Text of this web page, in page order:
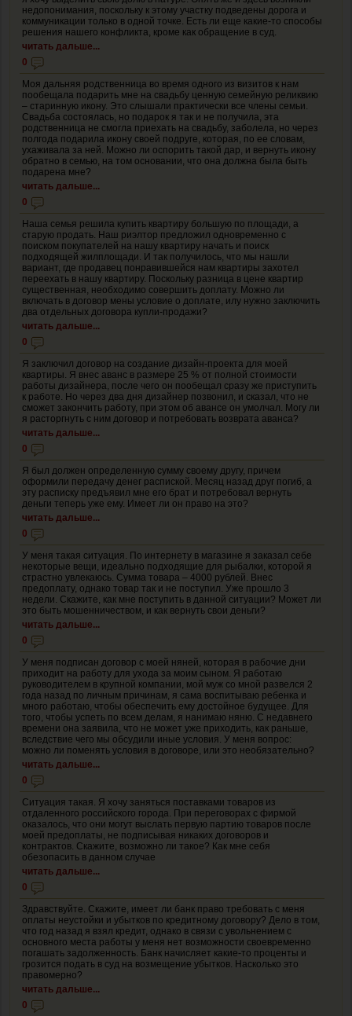
недопонимания, поскольку к этому участку подведены дорога и
коммуникации только в одной точке. Есть ли еще какие-то способы
решения нашего конфликта, кроме как обращение в суд.
читать дальше...
0
Моя дальняя родственница во время одного из визитов к нам
пообещала подарить мне на свадьбу ценную семейную реликвию
– старинную икону. Это слышали практически все члены семьи.
Свадьба состоялась, но подарок я так и не получила, эта
родственница не смогла приехать на свадьбу, заболела, но через
полгода подарила икону своей подруге, которая, по ее словам,
ухаживала за ней. Можно ли оспорить такой дар, и вернуть икону
обратно в семью, на том основании, что она должна была быть
подарена мне?
читать дальше...
0
Наша семья решила купить квартиру большую по площади, а
старую продать. Наш риэлтор предложил одновременно с
поиском покупателей на нашу квартиру начать и поиск
подходящей жилплощади. И так получилось, что мы нашли
вариант, где продавец понравившейся нам квартиры захотел
переехать в нашу квартиру. Поскольку разница в цене квартир
существенная, необходимо совершить доплату. Можно ли
включать в договор мены условие о доплате, илу нужно заключить
два отдельных договора купли-продажи?
читать дальше...
0
Я заключил договор на создание дизайн-проекта для моей
квартиры. Я внес аванс в размере 25 % от полной стоимости
работы дизайнера, после чего он пообещал сразу же приступить
к работе. Но через два дня дизайнер позвонил, и сказал, что не
сможет закончить работу, при этом об авансе он умолчал. Могу ли
я расторгнуть с ним договор и потребовать возврата аванса?
читать дальше...
0
Я был должен определенную сумму своему другу, причем
оформили передачу денег распиской. Месяц назад друг погиб, а
эту расписку предъявил мне его брат и потребовал вернуть
деньги теперь уже ему. Имеет ли он право на это?
читать дальше...
0
У меня такая ситуация. По интернету в магазине я заказал себе
некоторые вещи, идеально подходящие для рыбалки, которой я
страстно увлекаюсь. Сумма товара – 4000 рублей. Внес
предоплату, однако товар так и не поступил. Уже прошло 3
недели. Скажите, как мне поступить в данной ситуации? Может ли
это быть мошенничеством, и как вернуть свои деньги?
читать дальше...
0
У меня подписан договор с моей няней, которая в рабочие дни
приходит на работу для ухода за моим сыном. Я работаю
руководителем в крупной компании, мой муж со мной развелся 2
года назад по личным причинам, я сама воспитываю ребенка и
много работаю, чтобы обеспечить ему достойное будущее. Для
того, чтобы успеть по всем делам, я нанимаю няню. С недавнего
времени она заявила, что не может уже приходить, как раньше,
вследствие чего мы обсудили иные условия. У меня вопрос:
можно ли поменять условия в договоре, или это необязательно?
читать дальше...
0
Ситуация такая. Я хочу заняться поставками товаров из
отдаленного российского города. При переговорах с фирмой
оказалось, что они могут выслать первую партию товаров после
моей предоплаты, не подписывая никаких договоров и
контрактов. Скажите, возможно ли такое? Как мне себя
обезопасить в данном случае
читать дальше...
0
Здравствуйте. Скажите, имеет ли банк право требовать с меня
оплаты неустойки и убытков по кредитному договору? Дело в том,
что год назад я взял кредит, однако в связи с увольнением с
основного места работы у меня нет возможности своевременно
погашать задолженность. Банк начисляет какие-то проценты и
грозится подать в суд на возмещение убытков. Насколько это
правомерно?
читать дальше...
0